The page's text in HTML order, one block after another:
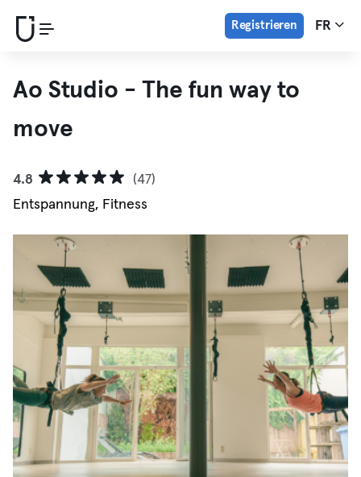
Registrieren FR
Ao Studio - The fun way to
move
4.8
(47)
Entspannung, Fitness